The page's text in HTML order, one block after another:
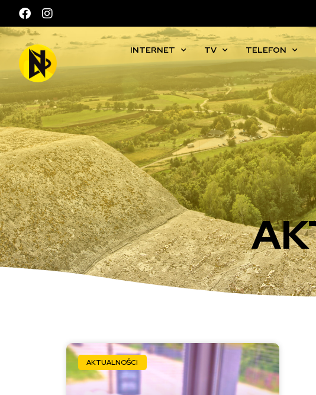
INTERNET TV TELEFON
AKTUALNOŚCI